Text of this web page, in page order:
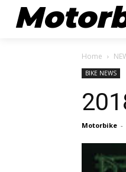
Home
BIKE NEWS
Motorbike -